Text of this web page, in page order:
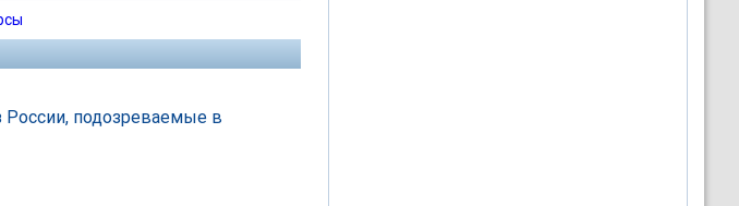
подозреваемые в